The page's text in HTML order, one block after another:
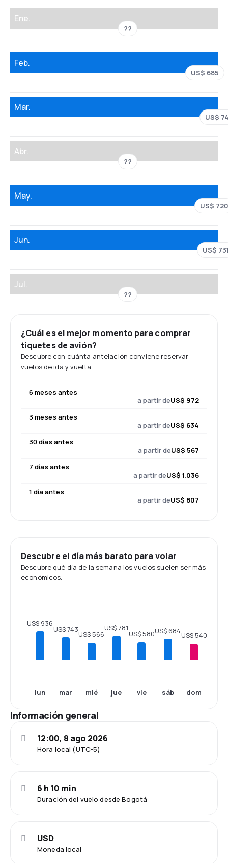
Ene.
??
Feb.
US$ 685
Mar.
US$
Abr.
??
May.
US$ 720
Jun.
US$
Jul.
??
¿Cuál es el mejor momento para comprar
tiquetes de avión?
Descubre con cuánta antelación conviene reservar
vuelos de ida y vuelta.
6 meses antes
a partir deUS$ 972
3 meses antes
a partir deUS$ 634
30 días antes
a partir deUS$ 567
7 días antes
a partir deUS$ 1.036
1 día antes
a partir deUS$ 807
Descubre el día más barato para volar
Descubre qué día de la semana los vuelos suelen ser más
económicos.
US$ 936
lun
US$ 743
mar
US$ 566
mié
US$ 781
jue
US$ 580
vie
US$ 684
sáb
US$ 540
dom
Información general
Hora local (UTC-5)
12:00, 8 ago 2026
Duración del vuelo desde Bogotá
6 h 10 min
Moneda local
USD